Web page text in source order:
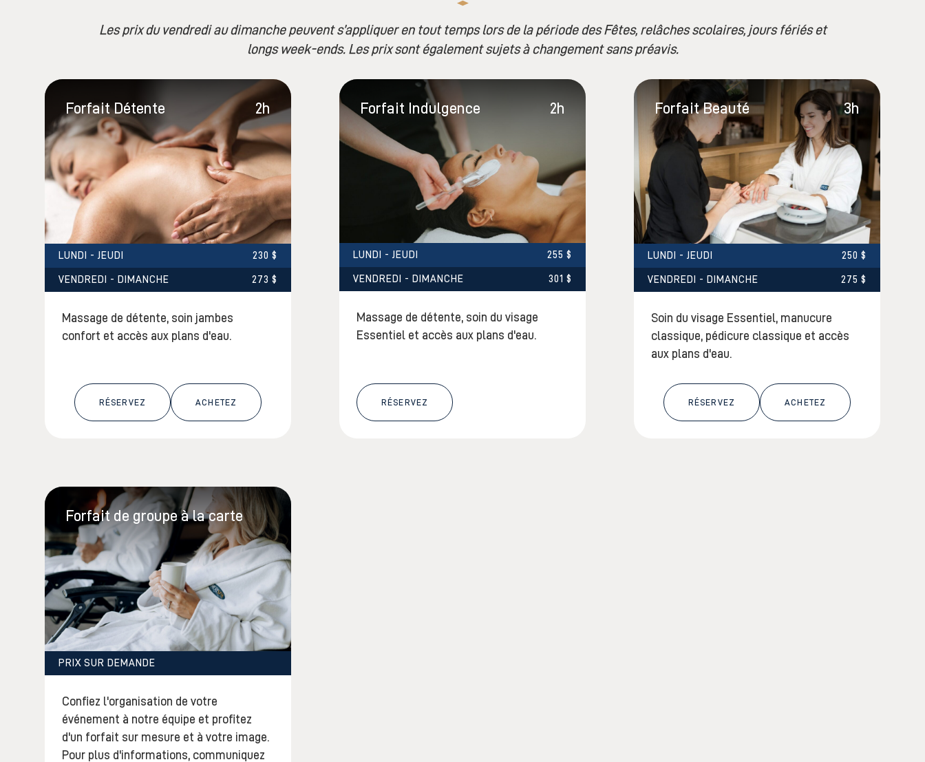
Les prix du vendredi au dimanche peuvent s’appliquer en tout temps lors de la période des Fêtes, relâches scolaires, jours fériés et
longs week-ends. Les prix sont également sujets à changement sans préavis.
Forfait Détente 2h
LUNDI - JEUDI 230 $
VENDREDI - DIMANCHE 273 $
Massage de détente, soin jambes
confort et accès aux plans d'eau.
RÉSERVEZ ACHETEZ
Forfait Indulgence 2h
LUNDI - JEUDI 255 $
VENDREDI - DIMANCHE 301 $
Massage de détente, soin du visage
Essentiel et accès aux plans d'eau.
RÉSERVEZ
Forfait Beauté 3h
LUNDI - JEUDI 250 $
VENDREDI - DIMANCHE 275 $
Soin du visage Essentiel, manucure
classique, pédicure classique et accès
aux plans d'eau.
RÉSERVEZ ACHETEZ
Forfait de groupe à la carte
PRIX SUR DEMANDE
Confiez l'organisation de votre
événement à notre équipe et profitez
d'un forfait sur mesure et à votre image.
Pour plus d'informations, communiquez